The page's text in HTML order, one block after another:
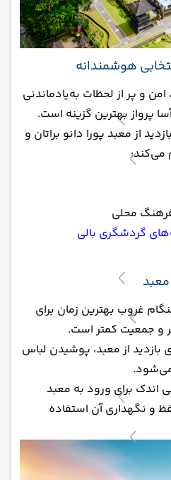
هوشمندانه
و پر از لحظات به‌یادماندنی
پرواز بهترین گزینه است.
از معبد پورا دانو براتان و
می‌کند:
محلی
گردشگری بالی
غروب بهترین زمان برای
و جمعیت کمتر است.
بازدید از معبد، پوشیدن لباس
می‌شود.
اندک برای ورود به معبد
و نگهداری آن استفاده